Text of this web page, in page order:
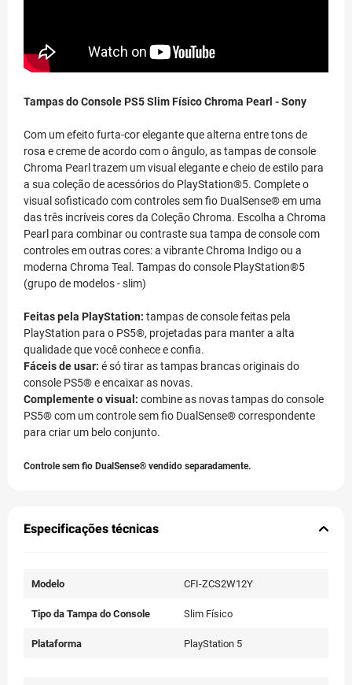
Tampas do Console PS5 Slim Físico Chroma Pearl - Sony
Com um efeito furta-cor elegante que alterna entre tons de
rosa e creme de acordo com o ângulo, as tampas de console
Chroma Pearl trazem um visual elegante e cheio de estilo para
a sua coleção de acessórios do PlayStation®5. Complete o
visual sofisticado com controles sem fio DualSense® em uma
das três incríveis cores da Coleção Chroma. Escolha a Chroma
Pearl para combinar ou contraste sua tampa de console com
controles em outras cores: a vibrante Chroma Indigo ou a
moderna Chroma Teal. Tampas do console PlayStation®5
(grupo de modelos - slim)
Feitas pela PlayStation: tampas de console feitas pela
PlayStation para o PS5®, projetadas para manter a alta
qualidade que você conhece e confia.
Fáceis de usar: é só tirar as tampas brancas originais do
console PS5® e encaixar as novas.
Complemente o visual: combine as novas tampas do console
PS5® com um controle sem fio DualSense® correspondente
para criar um belo conjunto.
Controle sem fio DualSense® vendido separadamente.
Especificações técnicas
Modelo CFI-ZCS2W12Y
Tipo da Tampa do Console Slim Físico
Plataforma PlayStation 5